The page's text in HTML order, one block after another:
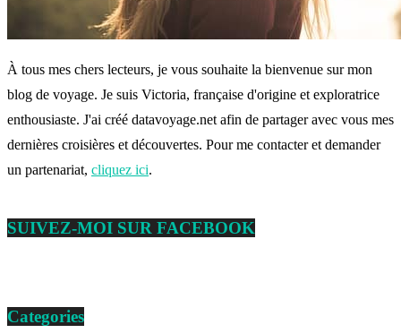
À tous mes chers lecteurs, je vous souhaite la bienvenue sur mon
blog de voyage. Je suis Victoria, française d'origine et exploratrice
enthousiaste. J'ai créé datavoyage.net afin de partager avec vous mes
dernières croisières et découvertes. Pour me contacter et demander
un partenariat, cliquez ici.
SUIVEZ-MOI SUR FACEBOOK
Categories